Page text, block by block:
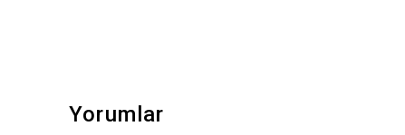
Yorumlar